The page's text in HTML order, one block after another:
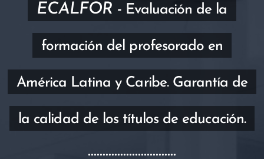
ECALFOR - Evaluación de la
formación del profesorado en
América Latina y Caribe. Garantía de
la calidad de los títulos de educación.
..............................